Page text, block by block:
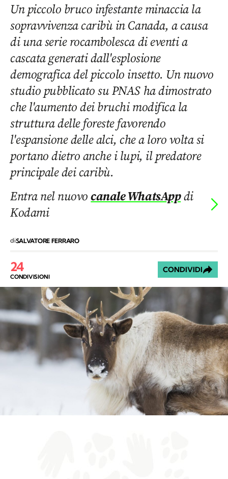
Un piccolo bruco infestante minaccia la
sopravvivenza caribù in Canada, a causa
di una serie rocambolesca di eventi a
cascata generati dall'esplosione
demografica del piccolo insetto. Un nuovo
studio pubblicato su PNAS ha dimostrato
che l'aumento dei bruchi modifica la
struttura delle foreste favorendo
l'espansione delle alci, che a loro volta si
portano dietro anche i lupi, il predatore
principale dei caribù.
Entra nel nuovocanale WhatsAppdi
Kodami
diSALVATORE FERRARO
24
CONDIVISIONI
CONDIVIDI